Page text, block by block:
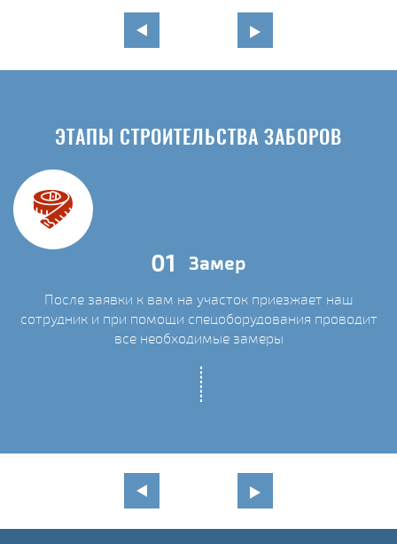
ЭТАПЫ СТРОИТЕЛЬСТВА ЗАБОРОВ
01 Замер
После заявки к вам на участок приезжает наш
сотрудник и при помощи спецоборудования проводит
все необходимые замеры